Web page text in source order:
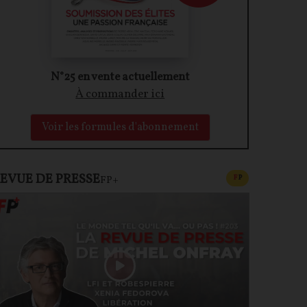
N°25 en vente actuellement
À commander ici
Voir les formules d'abonnement
DE PRESSEFP+ FPCONTENU